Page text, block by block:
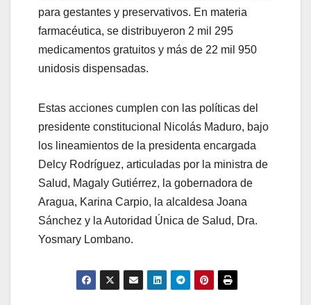
para gestantes y preservativos. En materia
farmacéutica, se distribuyeron 2 mil 295
medicamentos gratuitos y más de 22 mil 950
unidosis dispensadas.
Estas acciones cumplen con las políticas del
presidente constitucional Nicolás Maduro, bajo
los lineamientos de la presidenta encargada
Delcy Rodríguez, articuladas por la ministra de
Salud, Magaly Gutiérrez, la gobernadora de
Aragua, Karina Carpio, la alcaldesa Joana
Sánchez y la Autoridad Única de Salud, Dra.
Yosmary Lombano.